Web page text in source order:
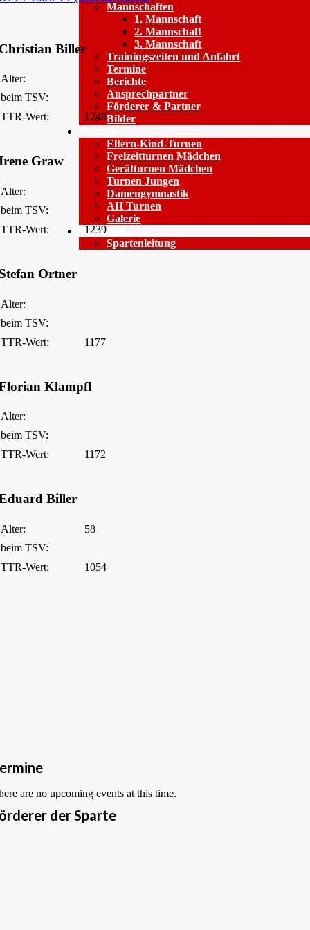
Mannschaften
1. Mannschaft
2. Mannschaft
3. Mannschaft
Trainingszeiten und Anfahrt
Termine
Berichte
Ansprechpartner
Förderer & Partner
Bilder
Eltern-Kind-Turnen
Freizeitturnen Mädchen
Gerätturnen Mädchen
Turnen Jungen
Damengymnastik
AH Turnen
Galerie
Volleyball
Spartenleitung
Biller
Alter:
beim TSV:
TTR-Wert:
1248
Graw
Alter:
beim TSV:
TTR-Wert:
1239
Ortner
Alter:
beim TSV:
TTR-Wert:
1177
Klampfl
Alter:
beim TSV:
TTR-Wert:
1172
Biller
Alter:
58
beim TSV:
TTR-Wert:
1054
are no upcoming events at this time.
der Sparte